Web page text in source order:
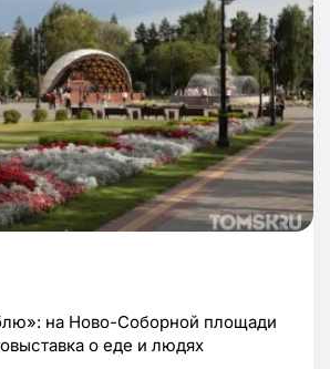
на Ново-Соборной площади
о еде и людях